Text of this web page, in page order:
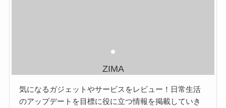
ZIMA
気になるガジェットやサービスをレビュー！日常生活
のアップデートを目標に役に立つ情報を掲載していき